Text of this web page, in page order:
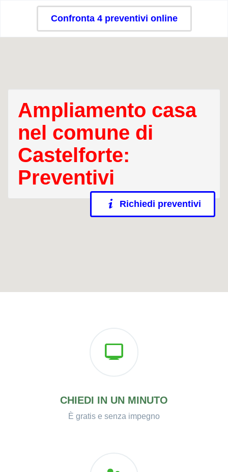
Confronta 4 preventivi online
Ampliamento casa
nel comune di
Castelforte:
Preventivi
Richiedi preventivi
CHIEDI IN UN MINUTO
È gratis e senza impegno